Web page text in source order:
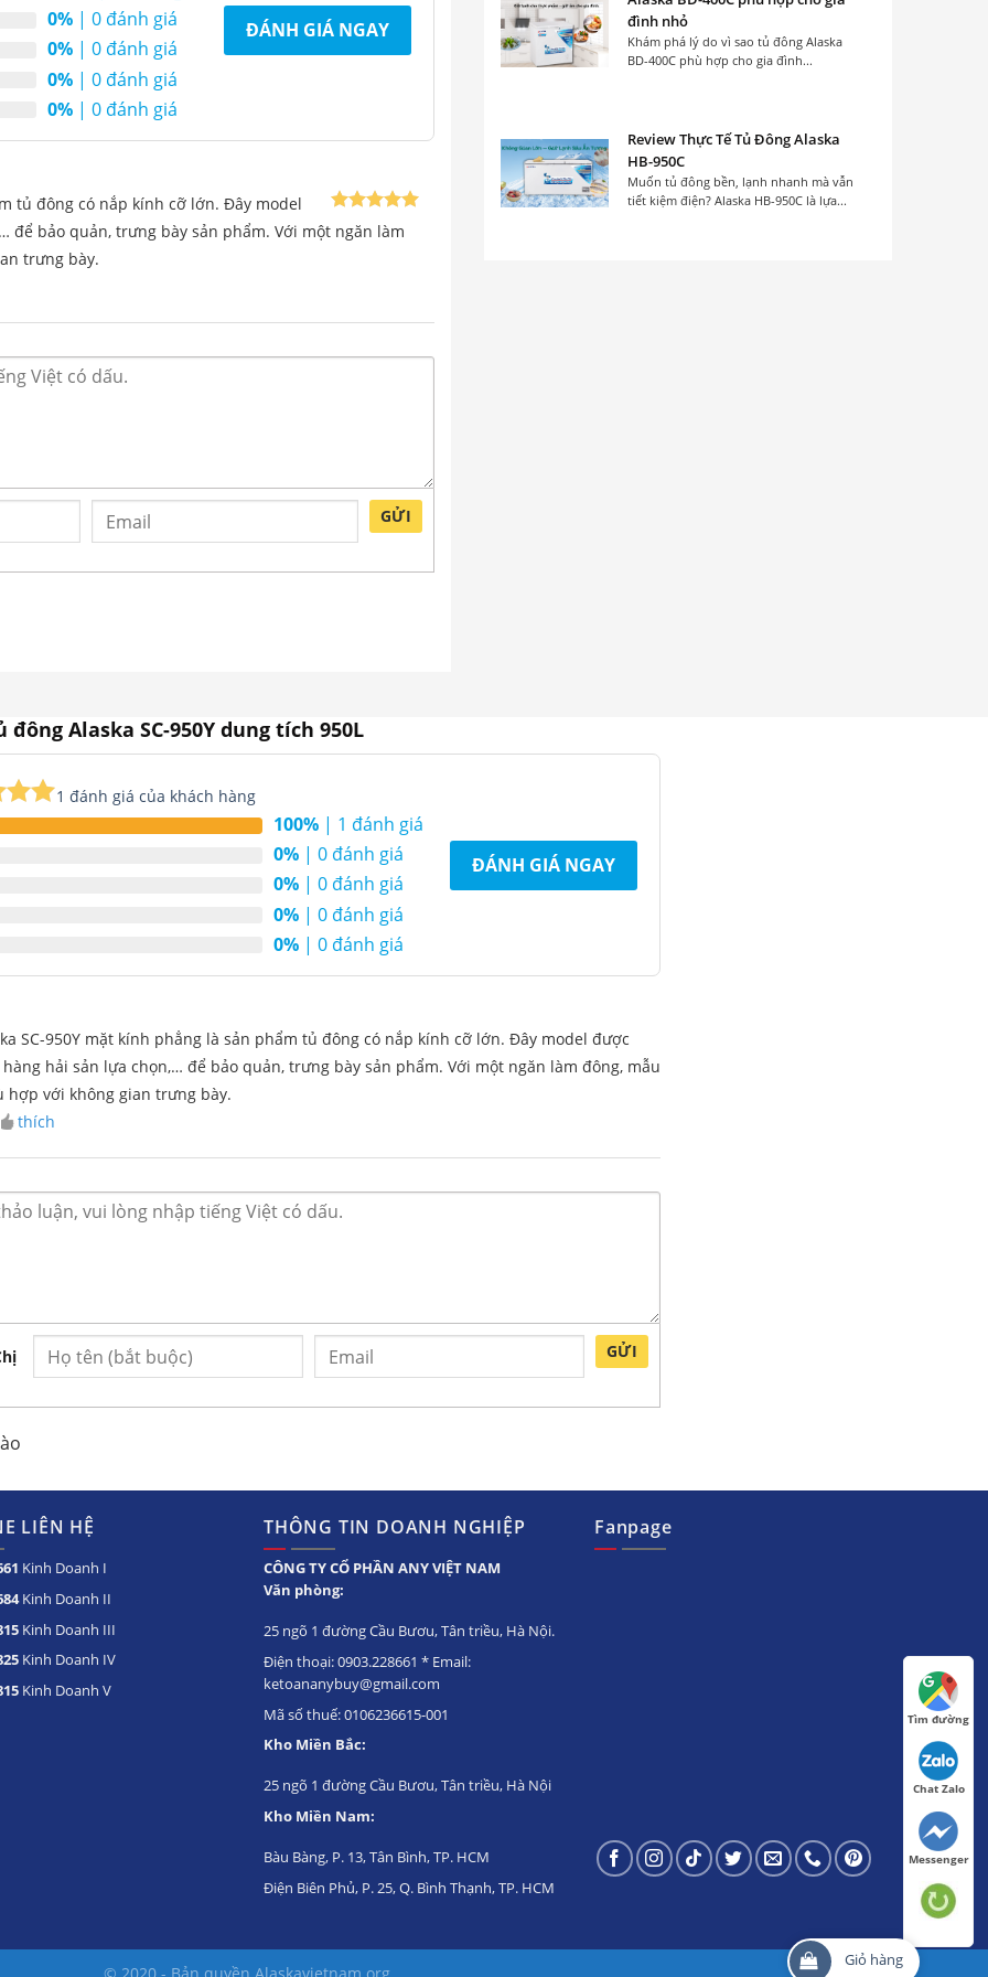
kính phẳng SC-950Y
trong tủ, không đóng tuyết.
sâu, nhiệt độ đạt đến ≤-25º C. Hơn nữa máy
chiếu sáng, hợp thời trang và tiết kiệm điện.
kính đặc biệt mở trượt lên (thay vì trượt
tủ cùng 1 lúc.
nhập khẩu trực tiếp từ Anh, không đọng sương
SC-950Y
chứa bên
xếp, phân
khác nhau.
dặn
Ngăn tủ làm
bằng côi
nhôm dẫn
nhiệt nhanh, được phủ một lớp Foam
hỗ trợ giữ nhiệt tốt.
Áp dụng
công
nghệ gas
Là nhiên liệu
xanh, thân
lượng
0% | 0 đánh giá
0% | 0 đánh giá
0% | 0 đánh giá
0% | 0 đánh giá
ĐÁNH GIÁ NGAY
Được xếp
hạng 55
tủ đông có nắp kính cỡ lớn. Đây model
bảo quản, trưng bày sản phẩm. Với một ngăn làm
trưng bày.
GỬI
đình nhỏ
Khám phá lý do vì sao tủ đông Alaska
BD-400C phù hợp cho gia đình...
Review Thực Tế Tủ Đông Alaska
HB-950C
Muốn tủ đông bền, lạnh nhanh mà vẫn
tiết kiệm điện? Alaska HB-950C là lựa...
đông Alaska SC-950Y dung tích 950L
1 đánh giá của khách hàng
100% | 1 đánh giá
0% | 0 đánh giá
0% | 0 đánh giá
0% | 0 đánh giá
0% | 0 đánh giá
ĐÁNH GIÁ NGAY
SC-950Y mặt kính phẳng là sản phẩm tủ đông có nắp kính cỡ lớn. Đây model được
hải sản lựa chọn,… để bảo quản, trưng bày sản phẩm. Với một ngăn làm đông, mẫu
hợp với không gian trưng bày.
thích
GỬI
LIÊN HỆ
Kinh Doanh I
Kinh Doanh II
Kinh Doanh III
Kinh Doanh IV
Kinh Doanh V
THÔNG TIN DOANH NGHIỆP
CÔNG TY CỔ PHẦN ANY VIỆT NAM
Văn phòng:
25 ngõ 1 đường Cầu Bươu, Tân triều, Hà Nội.
Điện thoại: 0903.228661 * Email:
ketoananybuy@gmail.com
Mã số thuế: 0106236615-001
Kho Miền Bắc:
25 ngõ 1 đường Cầu Bươu, Tân triều, Hà Nội
Kho Miền Nam:
Bàu Bàng, P. 13, Tân Bình, TP. HCM
Điện Biên Phủ, P. 25, Q. Bình Thạnh, TP. HCM
Fanpage
Giỏ hàng
Tìm đường
Chat Zalo
Messenger